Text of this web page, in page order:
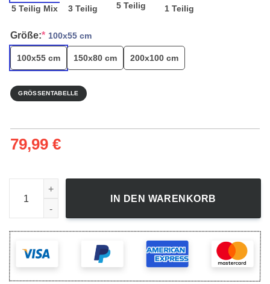
5 Teilig Mix 3 Teilig 5 Teilig 1 Teilig
Größe:* 100x55 cm
100x55 cm 150x80 cm 200x100 cm
GRÖSSENTABELLE
79,99 €
Leinwandbild König Der Löwen Brüllen Pride Rock Menge
IN DEN WARENKORB